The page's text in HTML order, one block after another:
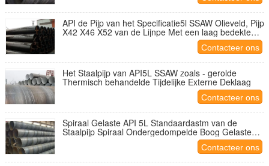
API de Pijp van het Specificatie5l SSAW Olieveld, Pijp
X42 X46 X52 van de Lijnpe Met een laag bedekte
Contacteer ons
Het Staalpijp van API5L SSAW zoals - gerolde
Thermisch behandelde Tijdelijke Externe Deklaag
Contacteer ons
Spiraal Gelaste API 5L Standaardastm van de
Staalpijp Spiraal Ondergedompelde Boog Gelaste
Contacteer ons